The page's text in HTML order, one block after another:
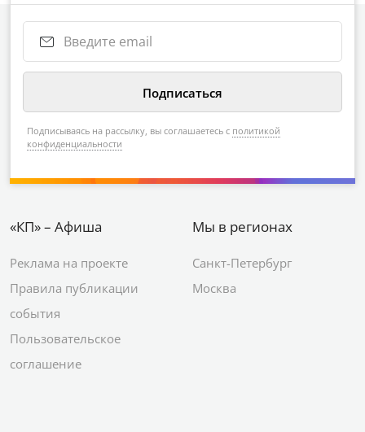
Подписываясь на рассылку, вы соглашаетесь с политикой
конфиденциальности
«КП» – Афиша
Реклама на проекте
Правила публикации
события
Пользовательское
соглашение
Мы в регионах
Санкт-Петербург
Москва